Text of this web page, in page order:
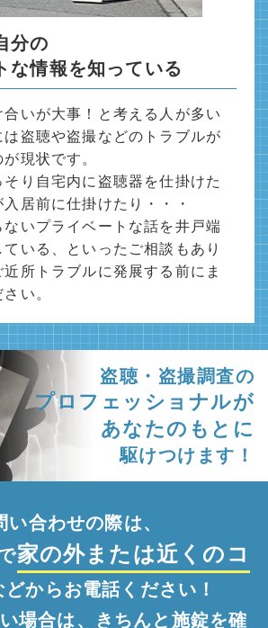
分の
な情報を知っている
いが大事！と考える人が多い
は盗聴や盗撮などのトラブルが
現状です。
そり自宅内に盗聴器を仕掛けた
居前に仕掛けたり・・・
いプライベートな話を井戸端
いる、といったご相談もあり
近所トラブルに発展する前にま
い。
盗聴・盗撮調査の
プロフェッショナルが
あなたのもとに
駆けつけます！
い合わせの際は、
家の外または近くのコ
どからお電話ください！
場合は、きちんと施錠を確